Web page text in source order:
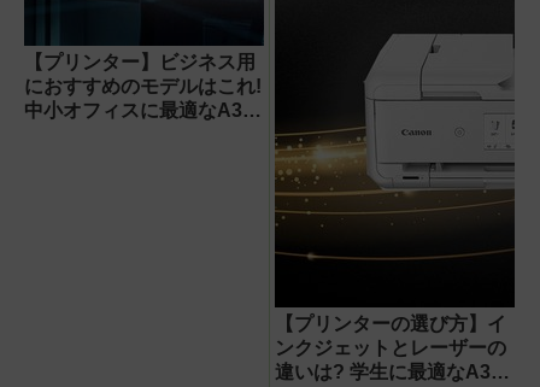
【プリンター】ビジネス用
におすすめのモデルはこれ!
中小オフィスに最適なA3イ
【プリンターの選び方】イ
ンクジェットとレーザーの
違いは? 学生に最適なA3プ